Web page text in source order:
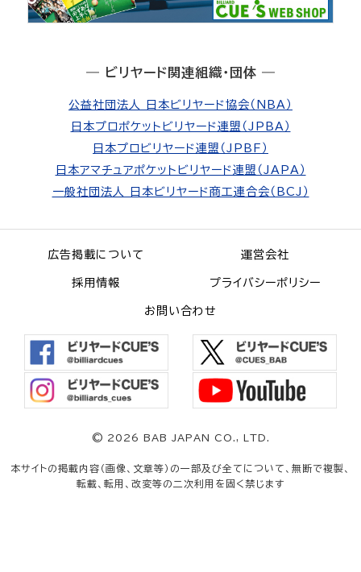
― ビリヤード関連組織・団体 ―
公益社団法人 日本ビリヤード協会（NBA）
日本プロポケットビリヤード連盟（JPBA）
日本プロビリヤード連盟（JPBF）
日本アマチュアポケットビリヤード連盟（JAPA）
一般社団法人 日本ビリヤード商工連合会（BCJ）
広告掲載について 運営会社
採用情報 プライバシーポリシー
お問い合わせ
© 2026 BAB JAPAN CO., LTD.
本サイトの掲載内容（画像、文章等）の一部及び全てについて、無断で複製、
転載、転用、改変等の二次利用を固く禁じます